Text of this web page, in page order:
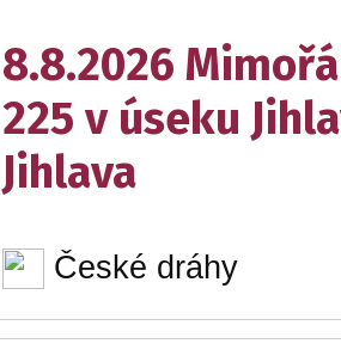
8.8.2026
225 v úseku
Jihlava
České dráhy